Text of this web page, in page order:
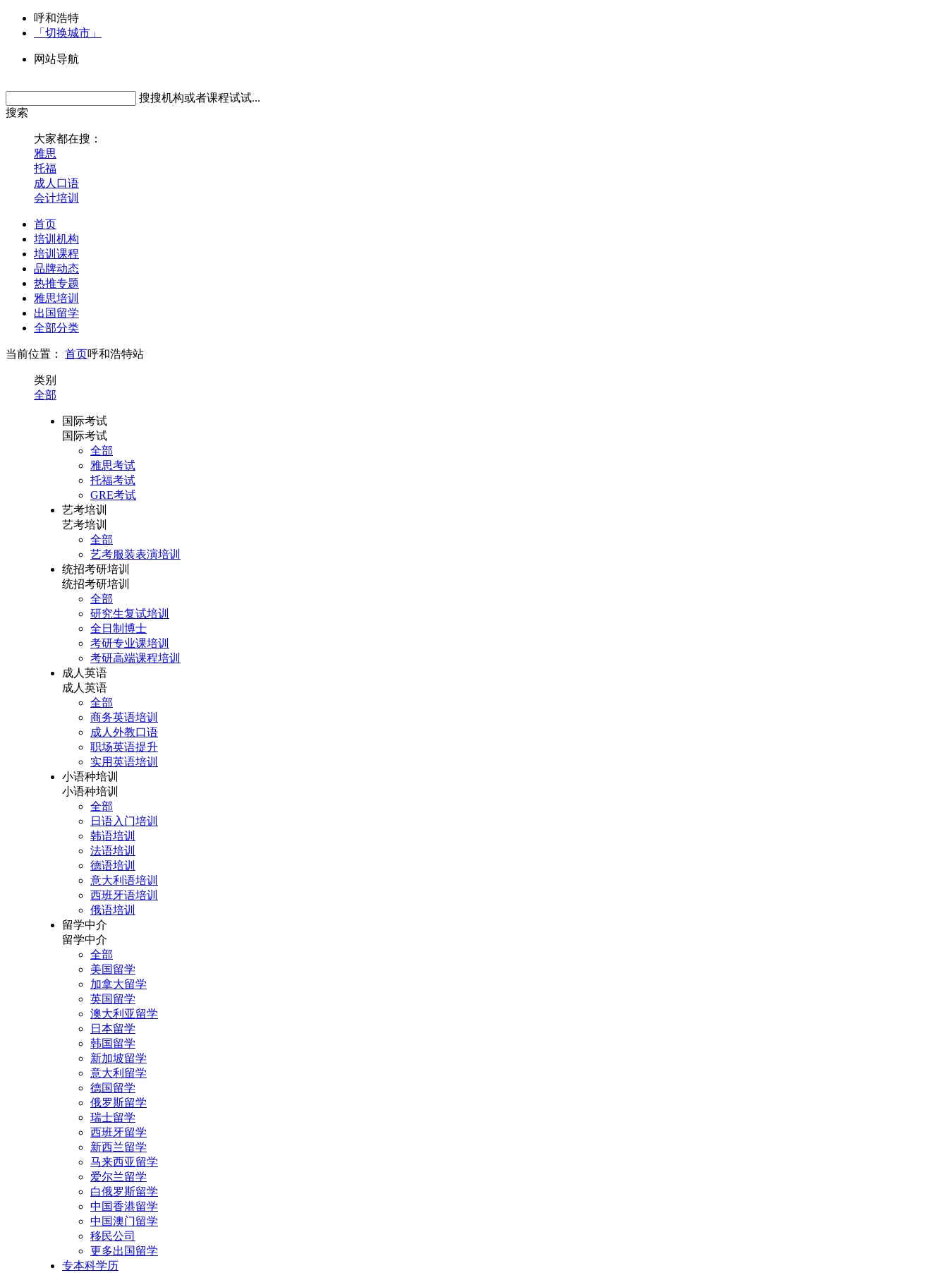
呼和浩特
「切换城市」
网站导航
搜搜机构或者课程试试...
搜索
大家都在搜：
雅思
托福
成人口语
会计培训
首页
培训机构
培训课程
品牌动态
热推专题
雅思培训
出国留学
全部分类
当前位置： 首页呼和浩特站
类别
全部
国际考试
国际考试
全部
雅思考试
托福考试
GRE考试
艺考培训
艺考培训
全部
艺考服装表演培训
统招考研培训
统招考研培训
全部
研究生复试培训
全日制博士
考研专业课培训
考研高端课程培训
成人英语
成人英语
全部
商务英语培训
成人外教口语
职场英语提升
实用英语培训
小语种培训
小语种培训
全部
日语入门培训
韩语培训
法语培训
德语培训
意大利语培训
西班牙语培训
俄语培训
留学中介
留学中介
全部
美国留学
加拿大留学
英国留学
澳大利亚留学
日本留学
韩国留学
新加坡留学
意大利留学
德国留学
俄罗斯留学
瑞士留学
西班牙留学
新西兰留学
马来西亚留学
爱尔兰留学
白俄罗斯留学
中国香港留学
中国澳门留学
移民公司
更多出国留学
专本科学历